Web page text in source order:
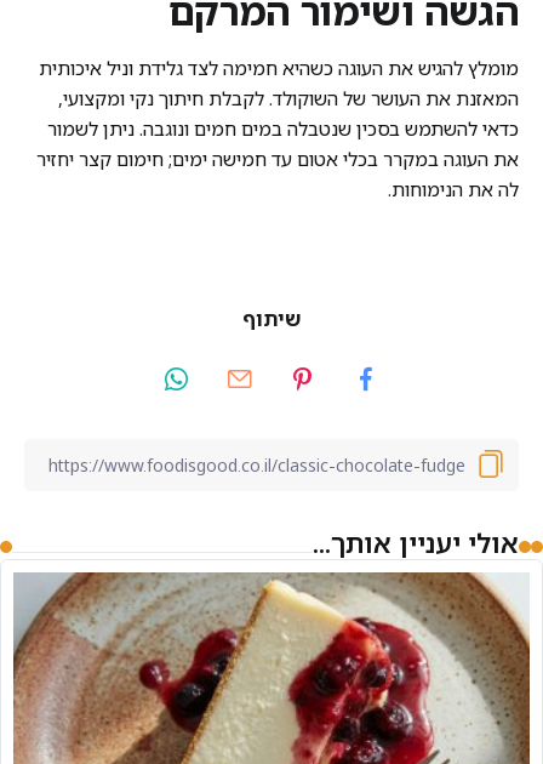
הגשה ושימור המרקם
מומלץ להגיש את העוגה כשהיא חמימה לצד גלידת וניל איכותית
המאזנת את העושר של השוקולד. לקבלת חיתוך נקי ומקצועי,
כדאי להשתמש בסכין שנטבלה במים חמים ונוגבה. ניתן לשמור
את העוגה במקרר בכלי אטום עד חמישה ימים; חימום קצר יחזיר
לה את הנימוחות.
שיתוף
אולי יעניין אותך...